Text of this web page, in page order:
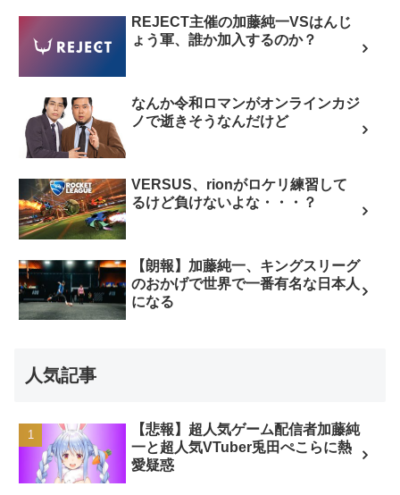
REJECT主催の加藤純一VSはんじ
ょう軍、誰か加入するのか？
なんか令和ロマンがオンラインカジ
ノで逝きそうなんだけど
VERSUS、rionがロケリ練習して
るけど負けないよな・・・？
【朗報】加藤純一、キングスリーグ
のおかげで世界で一番有名な日本人
になる
人気記事
【悲報】超人気ゲーム配信者加藤純
一と超人気VTuber兎田ぺこらに熱
愛疑惑